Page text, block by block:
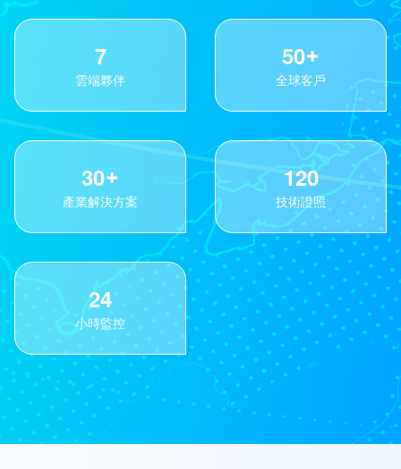
7
雲端夥伴
50
全球客戶
30
產業解決方案
120
技術證照
24
小時監控